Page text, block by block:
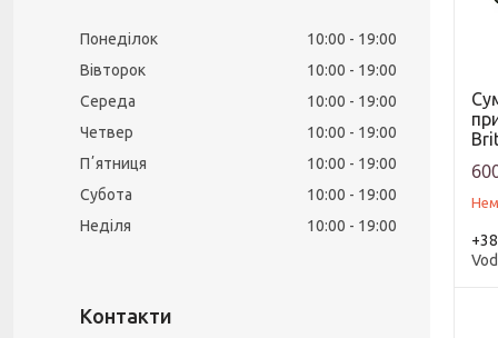
Понеділок 10:00
19:00
Вівторок
10:00
19:00
Середа
10:00
19:00
Четвер
10:00
19:00
Пʼятниця
10:00
19:00
Субота
10:00
19:00
Неділя
10:00 19:00